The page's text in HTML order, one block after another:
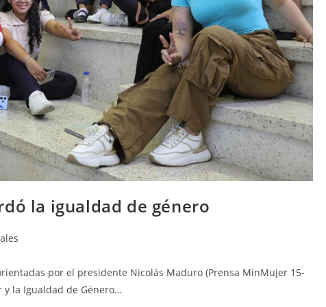
la igualdad de género
por el presidente Nicolás Maduro (Prensa MinMujer 15-
y la Igualdad de Género…